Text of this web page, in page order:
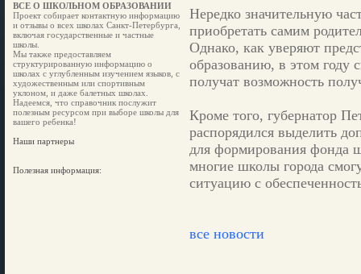
ВСЕ О ШКОЛЬНОМ ОБРАЗОВАНИИ
Проект собирает контактную информацию
и отзывы о всех школах Санкт-Петербурга,
включая государственные и частные
школы.
Мы также предоставляем
структурированную информацию о
школах с углубленным изучением языков, с
художественным или спортивным
уклоном, и даже балетных школах.
Надеемся, что справочник послужит
полезным ресурсом при выборе школы для
вашего ребенка!
Наши партнеры
Полезная информация:
Нередко значительную
приобретать самим
Однако, как уверяют
образованию, в этом году
получат возможность
Кроме того, губернатор
распорядился выделить
для формирования фонда
многие школы города
ситуацию с
все новости